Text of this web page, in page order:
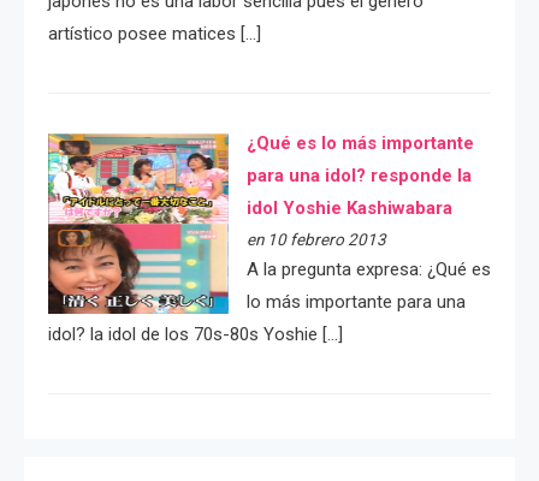
artístico posee matices […]
¿Qué es lo más importante
para una idol? responde la
idol Yoshie Kashiwabara
en 10 febrero 2013
A la pregunta expresa: ¿Qué es
lo más importante para una
idol? la idol de los 70s-80s Yoshie […]